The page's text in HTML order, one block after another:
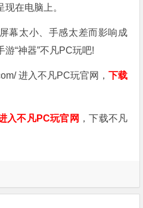
在电脑上。
幕太小、手感太差而影响成
“神器”不凡PC玩吧!
进入不凡PC玩官网，下载
入不凡PC玩官网 ，下载不凡